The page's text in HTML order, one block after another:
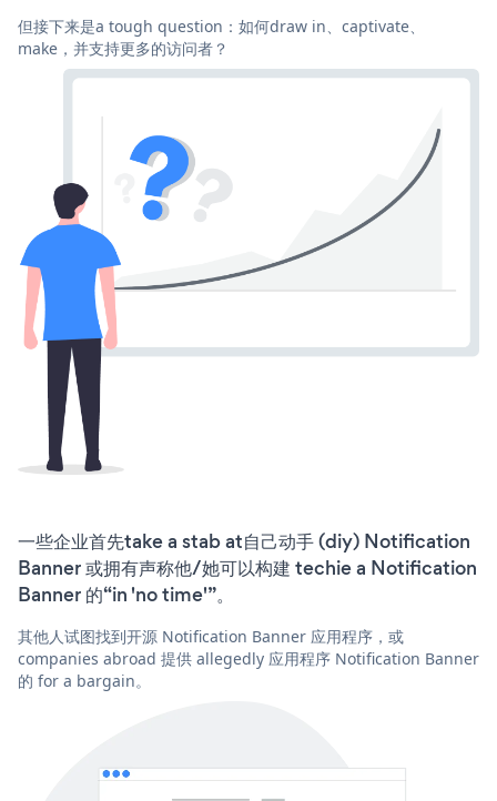
但接下来是a tough question：如何draw in、captivate、
make，并支持更多的访问者？
一些企业首先take a stab at自己动手 (diy) Notification
Banner 或拥有声称他/她可以构建 techie a Notification
Banner 的“in 'no time'”。
其他人试图找到开源 Notification Banner 应用程序，或
companies abroad 提供 allegedly 应用程序 Notification Banner
的 for a bargain。